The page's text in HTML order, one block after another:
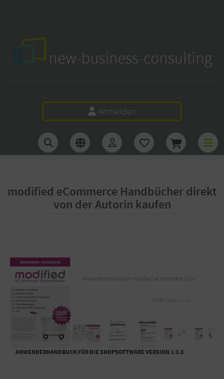
Anmelden
modified eCommerce Handbücher direkt
von der Autorin kaufen
ANWENDERHANDBUCH FÜR DIE SHOPSOFTWARE VERSION 3.0.X